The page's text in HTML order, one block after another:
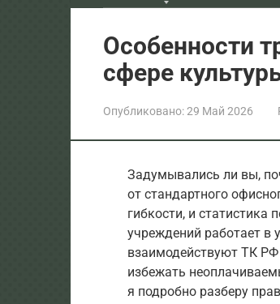
Особенности
сфере
Опубликовано:29 Май 2026
Задумывались ли вы,
от стандартного
гибкости, и статистика
учреждений работает в
взаимодействуют ТК РФ
избежать
я подробно разберу